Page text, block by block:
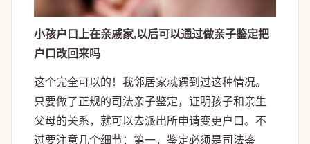
小孩户口上在亲戚家,以后可以通过做亲子鉴定把
户口改回来吗
这个完全可以的！我邻居家就遇到过这种情况。
只要做了正规的司法亲子鉴定，证明孩子和亲生
父母的关系，就可以去派出所申请变更户口。不
过要注意几个细节：第一，鉴定必须是司法鉴